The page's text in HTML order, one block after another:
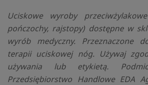
Uciskowe wyroby
pończochy, rajstopy) dostępne w
wyrób medyczny. Przeznaczone
terapii uciskowej nóg. Używaj
używania lub etykietą.
Przedsiębiorstwo Handlowe EDA